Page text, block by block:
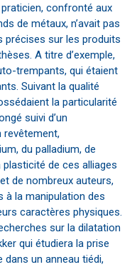
confronté aux
de métaux, n’avait pas
précises sur les produits
A titre d’exemple,
trempants, qui étaient
Suivant la qualité
la particularité
suivi d’un
revêtement,
du palladium, de
plasticité de ces alliages
de nombreux auteurs,
à la manipulation des
caractères physiques.
sur la dilatation
qui étudiera la prise
un anneau tiédi,